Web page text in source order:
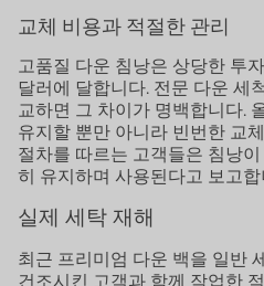
교체 비용과 적절한 관리
고품질 다운 침낭은 상당한
달러에 달합니다. 전문 다운 세
교하면 그 차이가 명백합니다.
유지할 뿐만 아니라 빈번한 교
절차를 따르는 고객들은 침낭
히 유지하며 사용된다고 보고합
실제 세탁 재해
최근 프리미엄 다운 백을 일반
건조시킨 고객과 함께 작업한